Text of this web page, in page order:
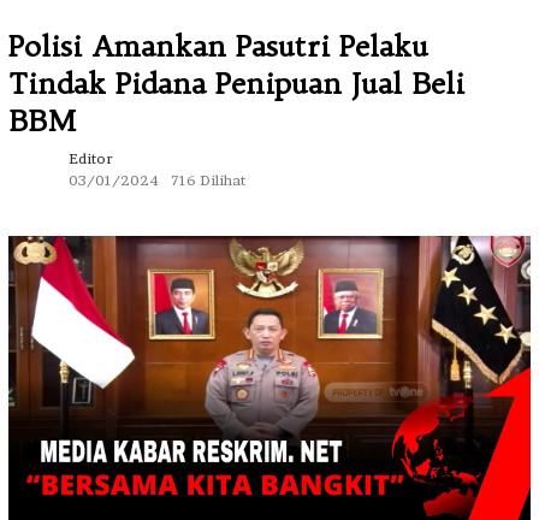
Polisi Amankan Pasutri Pelaku
Tindak Pidana Penipuan Jual Beli
BBM
Editor
03/01/2024
716 Dilihat